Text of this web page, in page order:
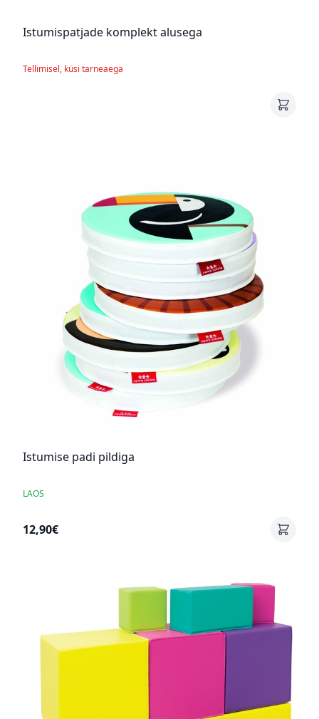
Istumispatjade komplekt alusega
Tellimisel, küsi tarneaega
Istumise padi pildiga
LAOS
12,90€